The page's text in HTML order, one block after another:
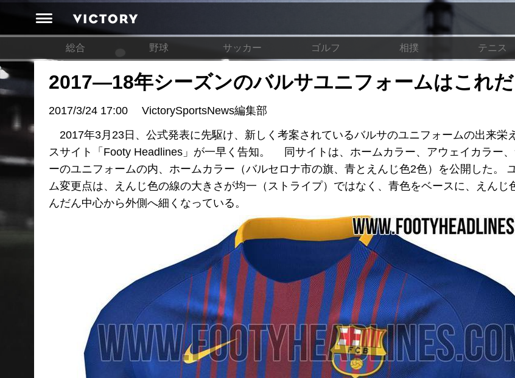
総合 野球 サッカー ゴルフ 相撲 テニス
2017―18年シーズンのバルサユニフォームはこれだ
2017/3/24 17:00
VictorySportsNews編集部
2017年3月23日、公式発表に先駆け、新しく考案されているバルサのユニフォームの出来栄
スサイト「Footy Headlines」が一早く告知。 同サイトは、ホームカラー、アウェイカラー、
ーのユニフォームの内、ホームカラー（バルセロナ市の旗、青とえんじ色2色）を公開した。
ム変更点は、えんじ色の線の大きさが均一（ストライプ）ではなく、青色をベースに、えんじ
んだん中心から外側へ細くなっている。